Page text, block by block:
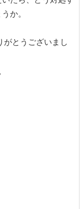
か。
がとうございまし